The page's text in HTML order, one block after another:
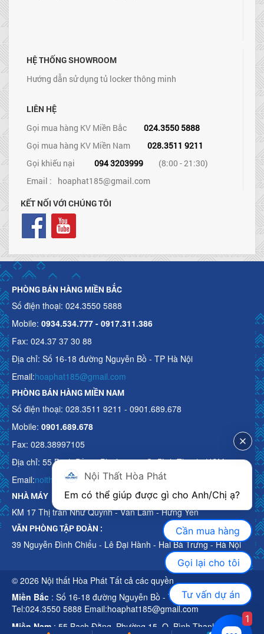
HỆ THỐNG SHOWROOM
Hướng dẫn sử dụng tủ locker thông minh
LIÊN HỆ
Gọi mua hàng KV Miền Bắc
024.3550 5888
Gọi mua hàng KV Miền Nam
028.3511 9211
Gọi khiếu nại
094 3203999
(8:00 - 21:30)
Email : hoaphat185@gmail.com
KẾT NỐI VỚI CHÚNG TÔI
PHÒNG BÁN HÀNG MIỀN BẮC
Số điện thoại: 024.3550 5888
Mobile: 0934.534.777 - 0917.311.386
Fax: 024.37 37 30 88
Địa chỉ: Số 16-18 đường Nguyễn Bồ - TP Hà Nội
Email:hoaphat185@gmail.com
PHÒNG BÁN HÀNG MIỀN NAM
Số điện thoại: 028.3511 9211 - 0901.689.678
Mobile: 0901.689.678
Fax: 028.38997105
Địa chỉ: 55 Bạch Đằng, Phường 15, Q. Bình Thạnh, HCM
Email:noithathoaphattot@gmail.com
NHÀ MÁY
KM 17 Thị trấn Như Quỳnh - Văn Lâm - Hưng Yên
VĂN PHÒNG TẬP ĐOÀN :
39 Nguyễn Đình Chiểu - Lê Đại Hành - Hai Bà Trưng - Hà Nội
© 2026 Nội thất Hòa Phát Tất cả các quyền
Miền Bắc : Số 16-18 đường Nguyễn Bồ - TP Hà Nội
Tel:024.3550 5888 Email:hoaphat185@gmail.com
Miền Nam : 55 Bạch Đằng, Phường 15, Q. Bình Thạnh, HCM
Nội Thất Hòa Phát
Cần mua hàng
Gọi lại cho tôi
Tư vấn dự án
1